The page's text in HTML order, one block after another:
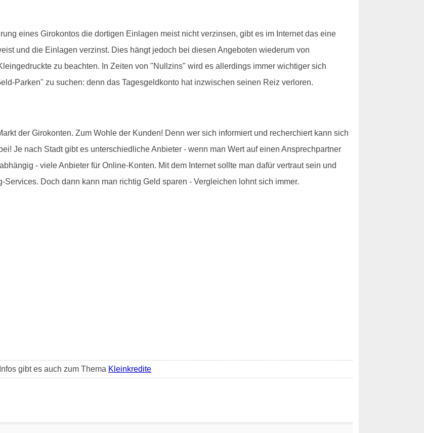
eines Girokontos die dortigen Einlagen meist nicht verzinsen, gibt es im Internet das eine
und die Einlagen verzinst. Dies hängt jedoch bei diesen Angeboten wiederum von
zu beachten. In Zeiten von "Nullzins" wird es allerdings immer wichtiger sich
Parken" zu suchen: denn das Tagesgeldkonto hat inzwischen seinen Reiz verloren.
der Girokonten. Zum Wohle der Kunden! Denn wer sich informiert und recherchiert kann sich
Je nach Stadt gibt es unterschiedliche Anbieter - wenn man Wert auf einen Ansprechpartner
- viele Anbieter für Online-Konten. Mit dem Internet sollte man dafür vertraut sein und
Doch dann kann man richtig Geld sparen - Vergleichen lohnt sich immer.
gibt es auch zum Thema Kleinkredite